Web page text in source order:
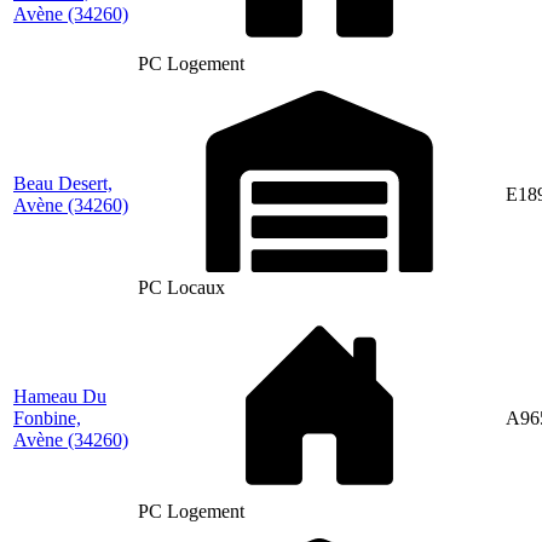
Avène (34260)
PC Logement
Beau Desert,
Avène (34260)
PC Locaux
Hameau Du
Fonbine,
Avène (34260)
PC Logement